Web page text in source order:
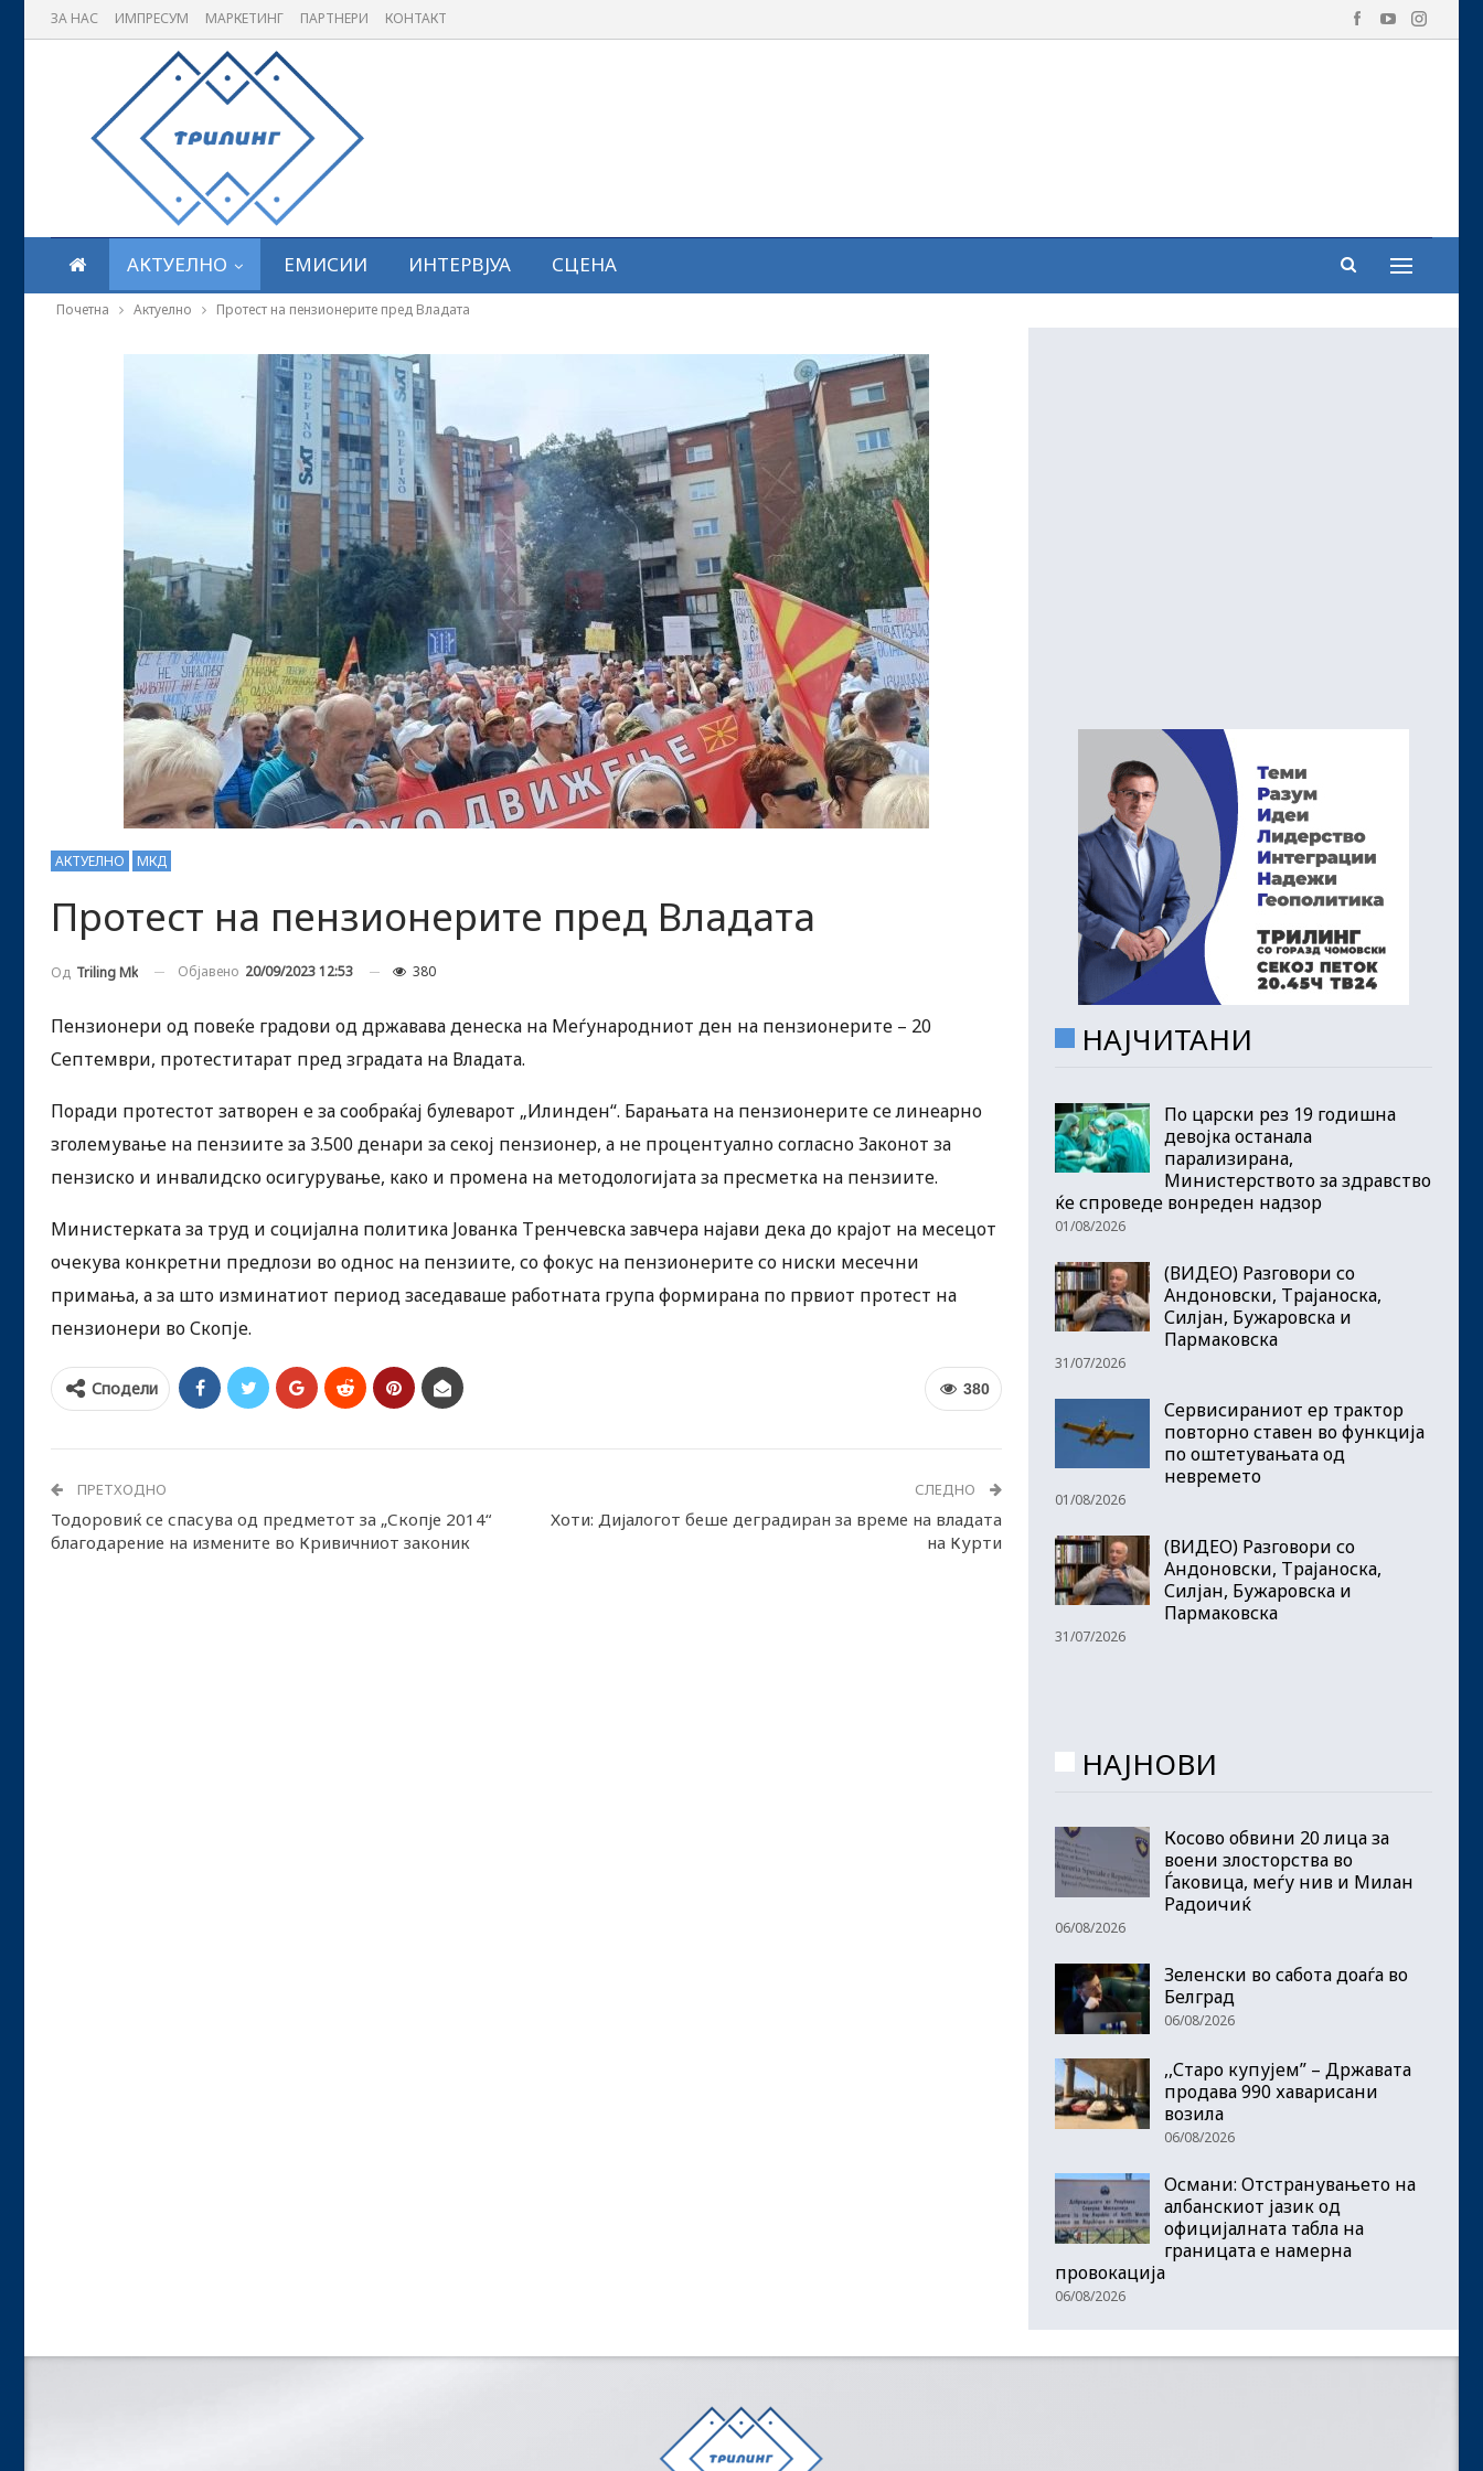
ЗА НАС ИМПРЕСУМ МАРКЕТИНГ ПАРТНЕРИ КОНТАКТ
АКТУЕЛНО ЕМИСИИ ИНТЕРВЈУА СЦЕНА
Почетна Актуелно Протест на пензионерите пред Владата
АКТУЕЛНО МКД
Протест на пензионерите пред Владата
Од Triling Mk Објавено 20/09/2023 12:53 380
Пензионери од повеќе градови од државава денеска на Меѓународниот ден на пензионерите – 20
Септември, протеститарат пред зградата на Владата.
Поради протестот затворен е за сообраќај булеварот „Илинден“. Барањата на пензионерите се линеарно
зголемување на пензиите за 3.500 денари за секој пензионер, а не процентуално согласно Законот за
пензиско и инвалидско осигурување, како и промена на методологијата за пресметка на пензиите.
Министерката за труд и социјална политика Јованка Тренчевска завчера најави дека до крајот на месецот
очекува конкретни предлози во однос на пензиите, со фокус на пензионерите со ниски месечни
примања, а за што изминатиот период заседаваше работната група формирана по првиот протест на
пензионери во Скопје.
380
Сподели
ПРЕТХОДНО
Тодоровиќ се спасува од предметот за „Скопје 2014“
благодарение на измените во Кривичниот законик
СЛЕДНО
Хоти: Дијалогот беше деградиран за време на владата
на Курти
НАЈЧИТАНИ
По царски рез 19 годишна
девојка останала
парализирана,
Министерството за здравство
ќе спроведе вонреден надзор
01/08/2026
(ВИДЕО) Разговори со
Андоновски, Трајаноска,
Силјан, Бужаровска и
Пармаковска
31/07/2026
Сервисираниот ер трактор
повторно ставен во функција
по оштетувањата од
невремето
01/08/2026
(ВИДЕО) Разговори со
Андоновски, Трајаноска,
Силјан, Бужаровска и
Пармаковска
31/07/2026
НАЈНОВИ
Косово обвини 20 лица за
воени злосторства во
Ѓаковица, меѓу нив и Милан
Радоичиќ
06/08/2026
Зеленски во сабота доаѓа во
Белград
06/08/2026
,,Старо купујем” – Државата
продава 990 хаварисани
возила
06/08/2026
Османи: Отстранувањето на
албанскиот јазик од
официјалната табла на
границата е намерна
провокација
06/08/2026